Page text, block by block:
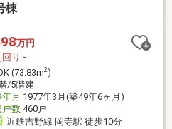
棟
万円
り -
(73.83m2)
/5階建
月 1977年3月(築49年6ヶ月)
戸数460戸
近鉄吉野線 岡寺駅 徒歩10分